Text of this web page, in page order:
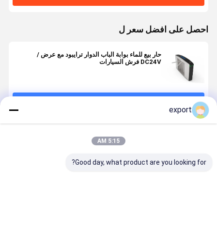
احصل على افضل سعر ل
حار بيع للماء بوابة الباب الدوار ترايبود مع عرض /
DC24V فرش السيارات
export
5:15 AM
Good day, what product are you looking for?